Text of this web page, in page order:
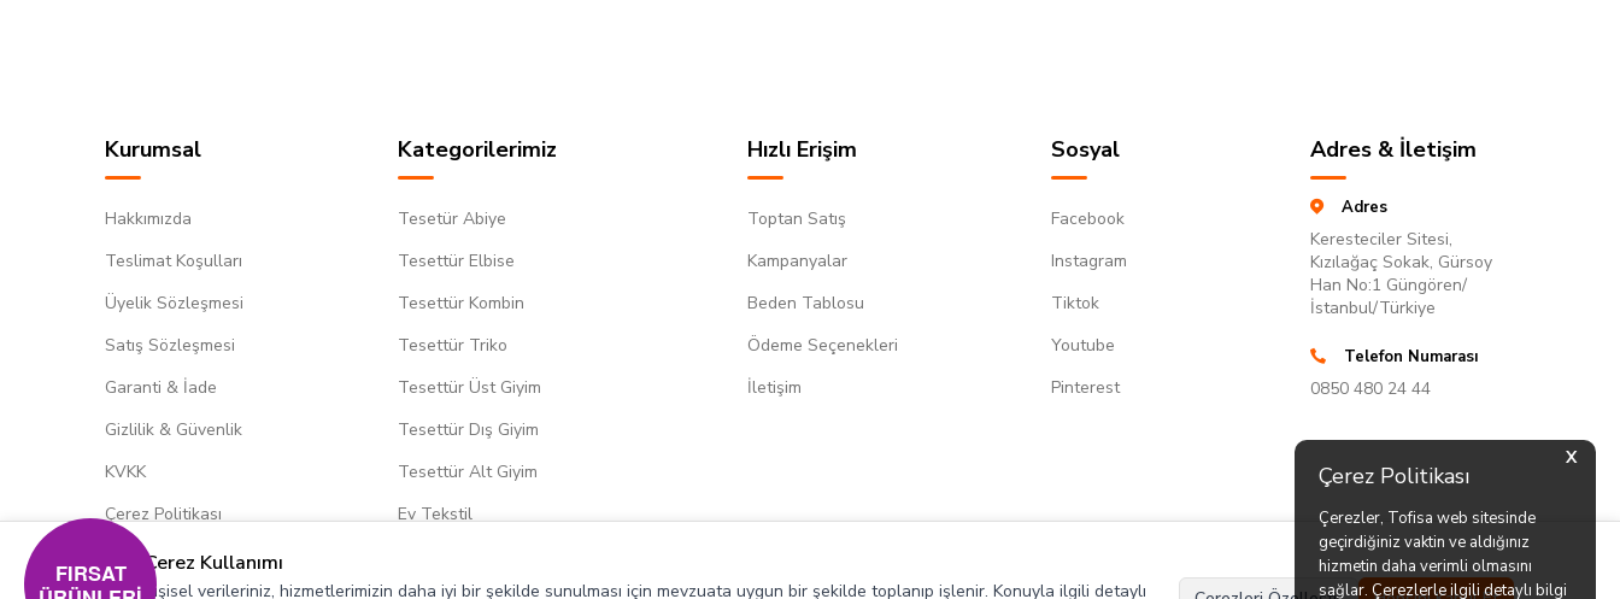
X
Çerez Politikası
Çerezler, Tofisa web sitesinde
geçirdiğiniz vaktin ve aldığınız
hizmetin daha verimli olmasını
sağlar. Çerezlerle ilgili detaylı bilgi
Kurumsal
Hakkımızda
Teslimat Koşulları
Üyelik Sözleşmesi
Satış Sözleşmesi
Garanti & İade
Gizlilik & Güvenlik
KVKK
Çerez Politikası
Kategorilerimiz
Tesetür Abiye
Tesettür Elbise
Tesettür Kombin
Tesettür Triko
Tesettür Üst Giyim
Tesettür Dış Giyim
Tesettür Alt Giyim
Ev Tekstil
Hızlı Erişim
Toptan Satış
Kampanyalar
Beden Tablosu
Ödeme Seçenekleri
İletişim
Sosyal
Facebook
Instagram
Tiktok
Youtube
Pinterest
Adres & İletişim
Adres
Keresteciler Sitesi,
Kızılağaç Sokak, Gürsoy
Han No:1 Güngören/
İstanbul/Türkiye
Telefon Numarası
0850 480 24 44
Çerez Kullanımı
Kişisel verileriniz, hizmetlerimizin daha iyi bir şekilde sunulması için mevzuata uygun bir şekilde toplanıp işlenir. Konuyla ilgili detaylı
FIRSAT